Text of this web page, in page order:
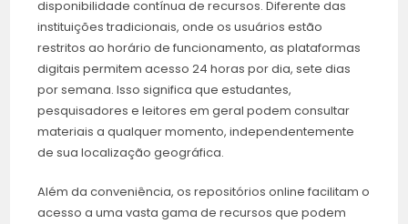
disponibilidade contínua de recursos. Diferente das
instituições tradicionais, onde os usuários estão
restritos ao horário de funcionamento, as plataformas
digitais permitem acesso 24 horas por dia, sete dias
por semana. Isso significa que estudantes,
pesquisadores e leitores em geral podem consultar
materiais a qualquer momento, independentemente
de sua localização geográfica.
Além da conveniência, os repositórios online facilitam o
acesso a uma vasta gama de recursos que podem